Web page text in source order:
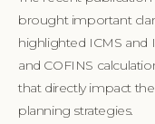
brought important
highlighted ICMS and
and COFINS
that directly impact
planning strategies.